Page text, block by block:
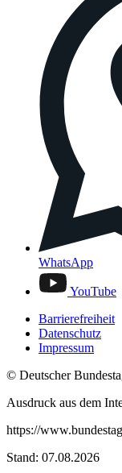
WhatsApp
YouTube
Barrierefreiheit
Datenschutz
Impressum
© Deutscher
Ausdruck aus dem
https://
Stand: 07.08.2026